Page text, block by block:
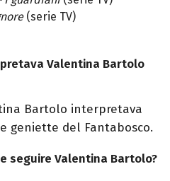
(serie TV)
Valentina Bartolo
Bartolo interpretava
geniette del Fantabosco.
seguire Valentina Bartolo?